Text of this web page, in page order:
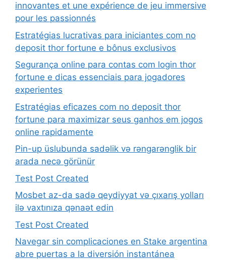
innovantes et une expérience de jeu immersive
pour les passionnés
Estratégias lucrativas para iniciantes com no
deposit thor fortune e bônus exclusivos
Segurança online para contas com login thor
fortune e dicas essenciais para jogadores
experientes
Estratégias eficazes com no deposit thor
fortune para maximizar seus ganhos em jogos
online rapidamente
Pin-up üslubunda sadəlik və rəngarənglik bir
arada necə görünür
Test Post Created
Mosbet az-da sadə qeydiyyat və çıxarış yolları
ilə vaxtınıza qənaət edin
Test Post Created
Navegar sin complicaciones en Stake argentina
abre puertas a la diversión instantánea